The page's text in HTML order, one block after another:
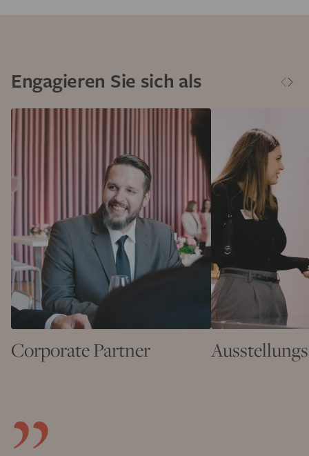
Engagieren Sie sich als
Corporate Partner